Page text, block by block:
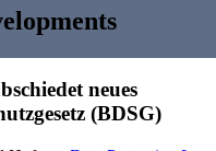
neues
(BDSG)